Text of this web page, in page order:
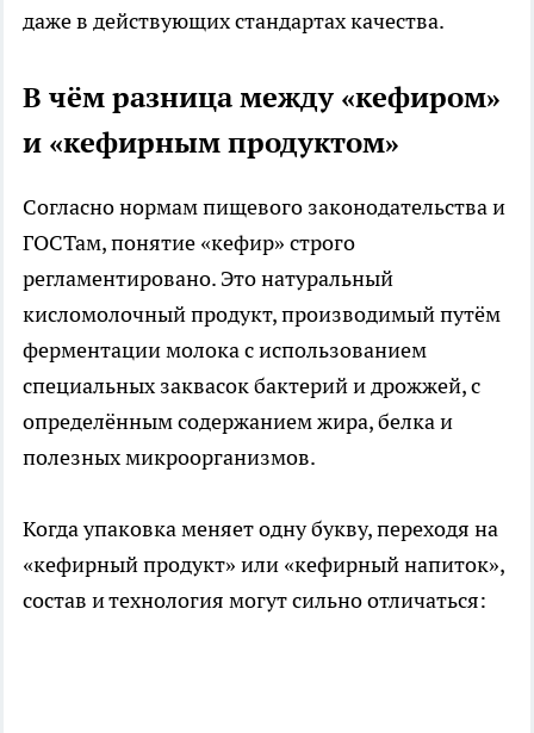
даже в действующих стандартах качества.
В чём разница между «кефиром»
и «кефирным продуктом»
Согласно нормам пищевого законодательства и
ГОСТам, понятие «кефир» строго
регламентировано. Это натуральный
кисломолочный продукт, производимый путём
ферментации молока с использованием
специальных заквасок бактерий и дрожжей, с
определённым содержанием жира, белка и
полезных микроорганизмов.
Когда упаковка меняет одну букву, переходя на
«кефирный продукт» или «кефирный напиток»,
состав и технология могут сильно отличаться: